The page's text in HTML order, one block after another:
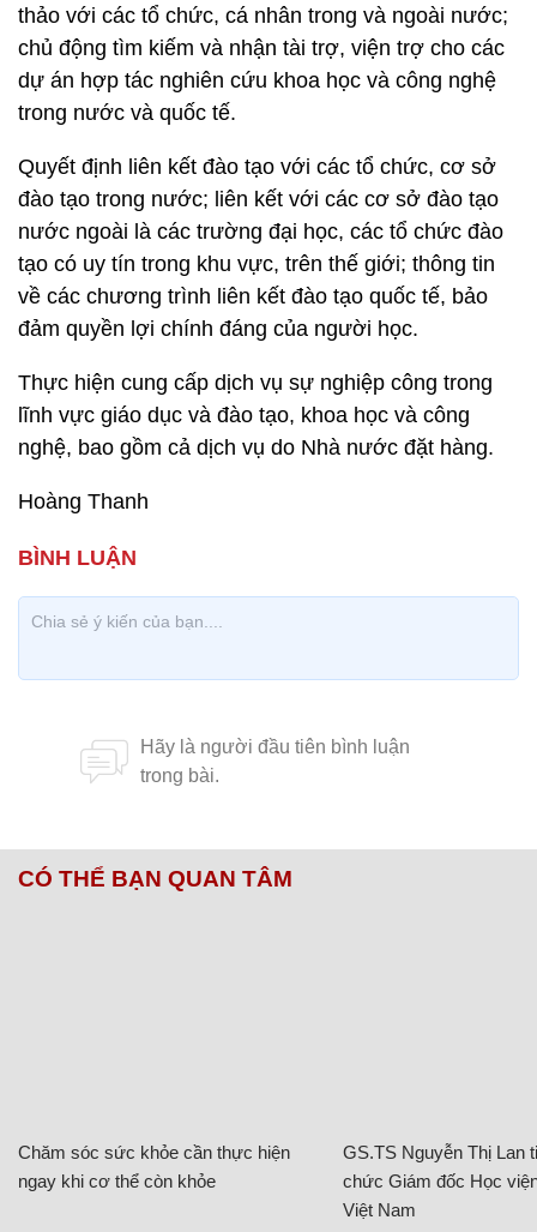
thảo với các tổ chức, cá nhân trong và ngoài nước;
chủ động tìm kiếm và nhận tài trợ, viện trợ cho các
dự án hợp tác nghiên cứu khoa học và công nghệ
trong nước và quốc tế.
Quyết định liên kết đào tạo với các tổ chức, cơ sở
đào tạo trong nước; liên kết với các cơ sở đào tạo
nước ngoài là các trường đại học, các tổ chức đào
tạo có uy tín trong khu vực, trên thế giới; thông tin
về các chương trình liên kết đào tạo quốc tế, bảo
đảm quyền lợi chính đáng của người học.
Thực hiện cung cấp dịch vụ sự nghiệp công trong
lĩnh vực giáo dục và đào tạo, khoa học và công
nghệ, bao gồm cả dịch vụ do Nhà nước đặt hàng.
Hoàng Thanh
CÓ THỂ BẠN QUAN TÂM
Chăm sóc sức khỏe cần thực hiện
ngay khi cơ thể còn khỏe
GS.TS Nguyễn Thị Lan
chức Giám đốc Học
Việt Nam